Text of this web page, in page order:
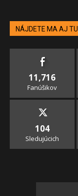
NÁJDETE MA AJ TU
11,716
Fanúšikov
104
Sledujúcich